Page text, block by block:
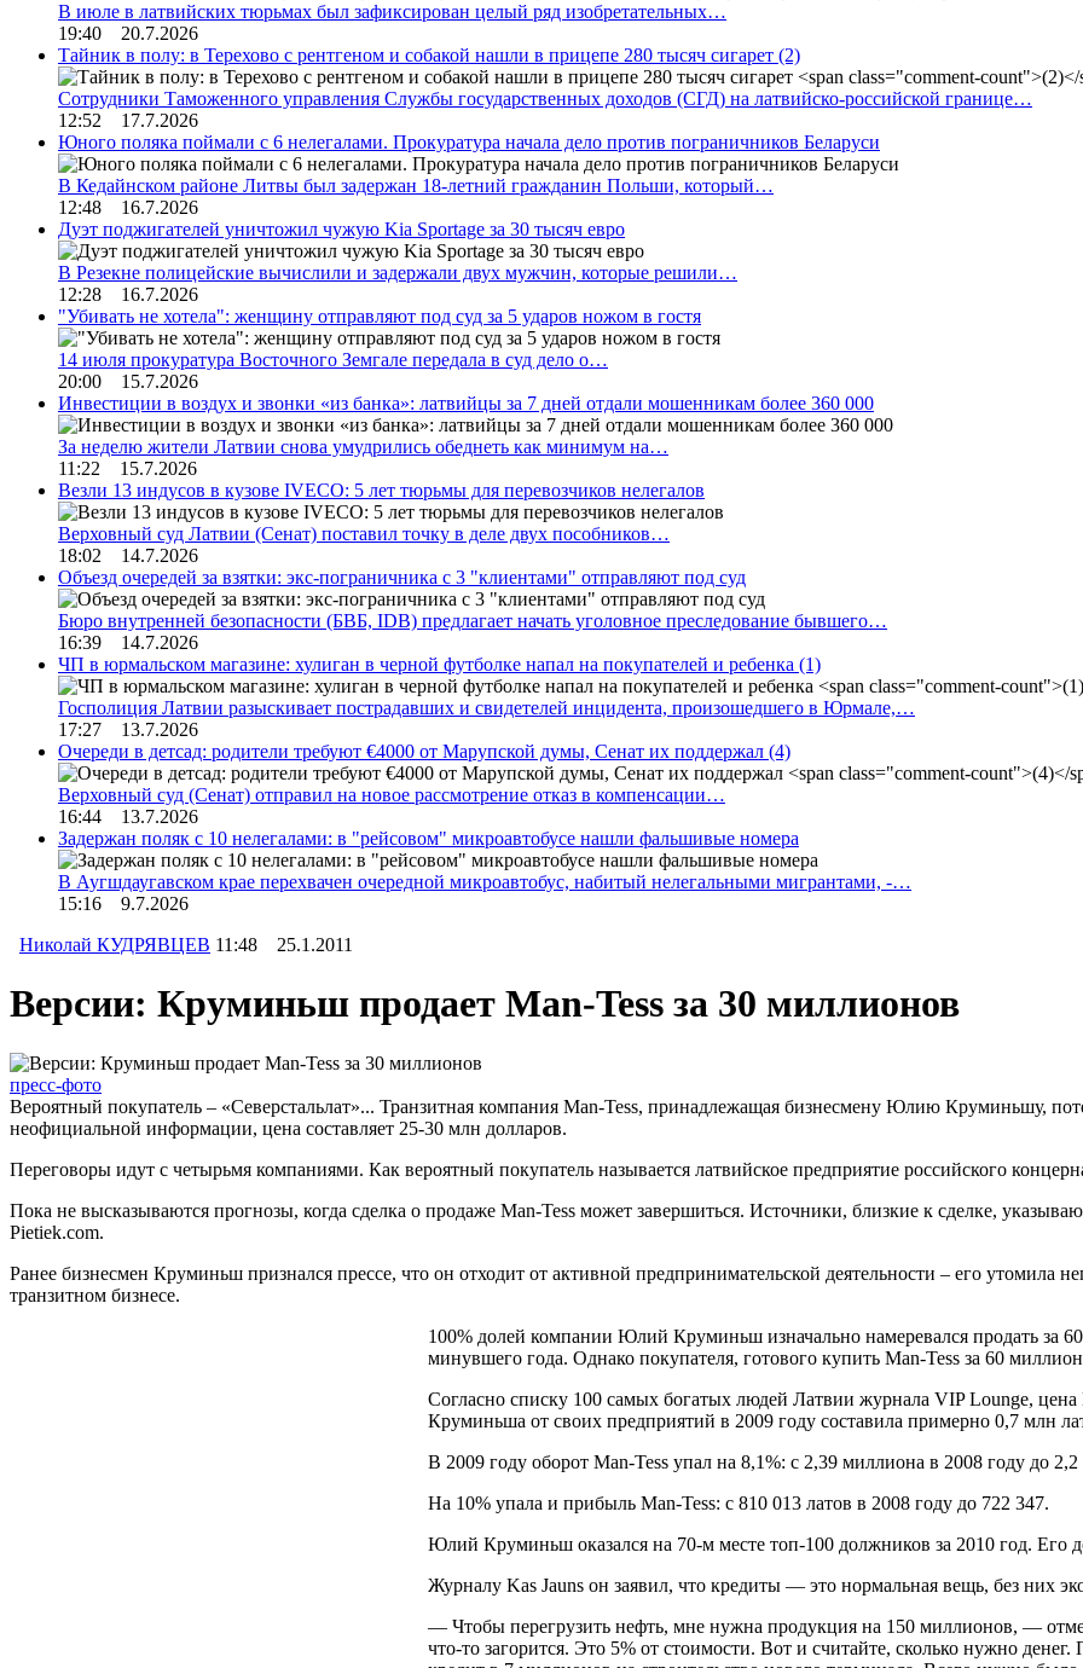
В июле в латвийских тюрьмах был зафиксирован целый ряд изобретательных…
19:40 20.7.2026
Тайник в полу: в Терехово с рентгеном и собакой нашли в прицепе 280 тысяч сигарет (2)
Сотрудники Таможенного управления Службы государственных доходов (СГД) на латвийско-российской границе…
12:52 17.7.2026
Юного поляка поймали с 6 нелегалами. Прокуратура начала дело против пограничников Беларуси
В Кедайнском районе Литвы был задержан 18-летний гражданин Польши, который…
12:48 16.7.2026
Дуэт поджигателей уничтожил чужую Kia Sportage за 30 тысяч евро
В Резекне полицейские вычислили и задержали двух мужчин, которые решили…
12:28 16.7.2026
"Убивать не хотела": женщину отправляют под суд за 5 ударов ножом в гостя
14 июля прокуратура Восточного Земгале передала в суд дело о…
20:00 15.7.2026
Инвестиции в воздух и звонки «из банка»: латвийцы за 7 дней отдали мошенникам более 360 000
За неделю жители Латвии снова умудрились обеднеть как минимум на…
11:22 15.7.2026
Везли 13 индусов в кузове IVECO: 5 лет тюрьмы для перевозчиков нелегалов
Верховный суд Латвии (Сенат) поставил точку в деле двух пособников…
18:02 14.7.2026
Объезд очередей за взятки: экс-пограничника с 3 "клиентами" отправляют под суд
Бюро внутренней безопасности (БВБ, IDB) предлагает начать уголовное преследование бывшего…
16:39 14.7.2026
ЧП в юрмальском магазине: хулиган в черной футболке напал на покупателей и ребенка (1)
Госполиция Латвии разыскивает пострадавших и свидетелей инцидента, произошедшего в Юрмале,…
17:27 13.7.2026
Очереди в детсад: родители требуют €4000 от Марупской думы, Сенат их поддержал (4)
Верховный суд (Сенат) отправил на новое рассмотрение отказ в компенсации…
16:44 13.7.2026
Задержан поляк с 10 нелегалами: в "рейсовом" микроавтобусе нашли фальшивые номера
В Аугшдаугавском крае перехвачен очередной микроавтобус, набитый нелегальными мигрантами, -…
15:16 9.7.2026
Николай КУДРЯВЦЕВ 11:48 25.1.2011
Версии: Круминьш продает Man-Tess за 30 миллионов
пресс-фото
Вероятный покупатель – «Северстальлат»... Транзитная компания Man-Tess, принадлежащая бизнесмену Юлию Круминьшу,
неофициальной информации, цена составляет 25-30 млн долларов.
Переговоры идут с четырьмя компаниями. Как вероятный покупатель называется латвийское предприятие российского
Пока не высказываются прогнозы, когда сделка о продаже Man-Tess может завершиться. Источники, близкие к сделке,
Pietiek.com.
Ранее бизнесмен Круминьш признался прессе, что он отходит от активной предпринимательской деятельности – его утомила
транзитном бизнесе.
100% долей компании Юлий Круминьш изначально намеревался продать за
минувшего года. Однако покупателя, готового купить Man-Tess за 60
Согласно списку 100 самых богатых людей Латвии журнала VIP Lounge,
Круминьша от своих предприятий в 2009 году составила примерно 0,7 млн
В 2009 году оборот Man-Tess упал на 8,1%: с 2,39 миллиона в 2008 году до
На 10% упала и прибыль Man-Tess: с 810 013 латов в 2008 году до 722 347.
Юлий Круминьш оказался на 70-м месте топ-100 должников за 2010 год. Его
Журналу Kas Jauns он заявил, что кредиты — это нормальная вещь, без них
— Чтобы перегрузить нефть, мне нужна продукция на 150 миллионов, —
что-то загорится. Это 5% от стоимости. Вот и считайте, сколько нужно